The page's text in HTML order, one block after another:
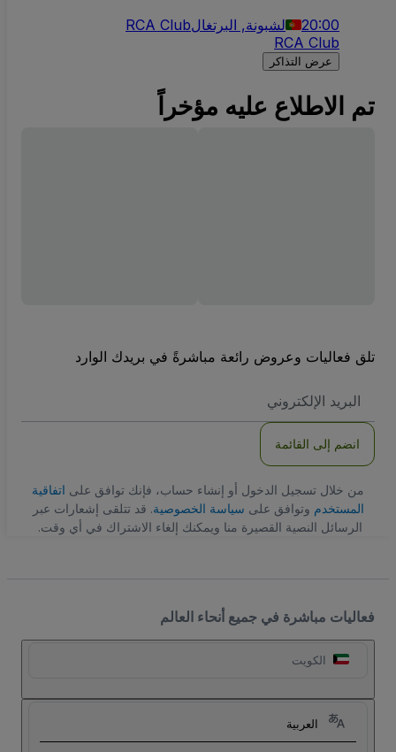
20:00 لشبونة, البرتغالRCA Club
RCA Club
عرض التذاكر
تم الاطلاع عليه مؤخراً
تلق فعاليات وعروض رائعة مباشرةً في بريدك الوارد
الاكتروني
انضم إلى القائمة
من خلال تسجيل الدخول أو إنشاء حساب، فإنك توافق علىاتفاقية
المستخدموتوافق علىسياسة الخصوصية. قد تتلقى إشعارات عبر
الرسائل النصية القصيرة منا ويمكنك إلغاء الاشتراك في أي وقت.
فعاليات مباشرة في جميع أنحاء العالم
الكويت
العربية